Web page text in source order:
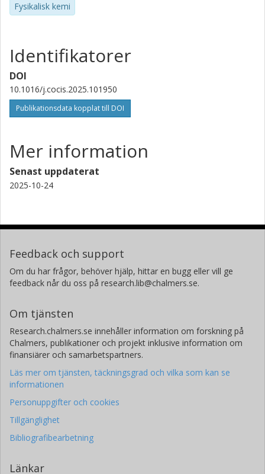
Fysikalisk kemi
Identifikatorer
DOI
10.1016/j.cocis.2025.101950
Publikationsdata kopplat till DOI
Mer information
Senast uppdaterat
2025-10-24
Feedback och support
Om du har frågor, behöver hjälp, hittar en bugg eller vill ge
feedback når du oss på research.lib@chalmers.se.
Om tjänsten
Research.chalmers.se innehåller information om forskning på
Chalmers, publikationer och projekt inklusive information om
finansiärer och samarbetspartners.
Läs mer om tjänsten, täckningsgrad och vilka som kan se
informationen
Personuppgifter och cookies
Tillgänglighet
Bibliografibearbetning
Länkar